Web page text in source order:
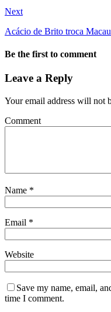
Next
Acácio de Brito troca
Be the first to comment
Leave a Reply
Your email address will not
Comment
Name *
Email *
Website
Save my name, email,
time I comment.